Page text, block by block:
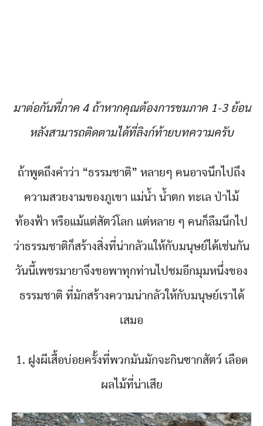
มาต่อกันที่ภาค 4 ถ้าหากคุณต้องการชมภาค 1-3 ย้อน
หลังสามารถติดตามได้ที่ลิงก์ท้ายบทความครับ
ถ้าพูดถึงคำว่า “ธรรมชาติ” หลายๆ คนอาจนึกไปถึง
ความสวยงามของภูเขา แม่น้ำ น้ำตก ทะเล ป่าไม้
ท้องฟ้า หรือแม้แต่สัตว์โลก แต่หลาย ๆ คนก็ลืมนึกไป
ว่าธรรมชาติก็สร้างสิ่งที่น่ากลัวแให้กับมนุษย์ได้เช่นกัน
วันนี้เพชรมายาจึงขอพาทุกท่านไปชมอีกมุมหนึ่งของ
ธรรมชาติ ที่มักสร้างความน่ากลัวให้กับมนุษย์เราได้
เสมอ
1. ฝูงผีเสื้อบ่อยครั้งที่พวกมันมักจะกินซากสัตว์ เลือด
ผลไม้ที่น่าเสีย